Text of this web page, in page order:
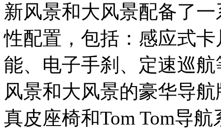
新风景和大风景配备了
性配置，包括：感应式
能、电子手刹、定速巡
风景和大风景的豪华导
真皮座椅和Tom Tom导航